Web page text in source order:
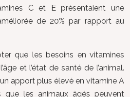
C et E présentaient une
de 20% par rapport au
que les besoins en vitamines
et l’état de santé de l’animal.
apport plus élevé en vitamine A
que les animaux âgés peuvent